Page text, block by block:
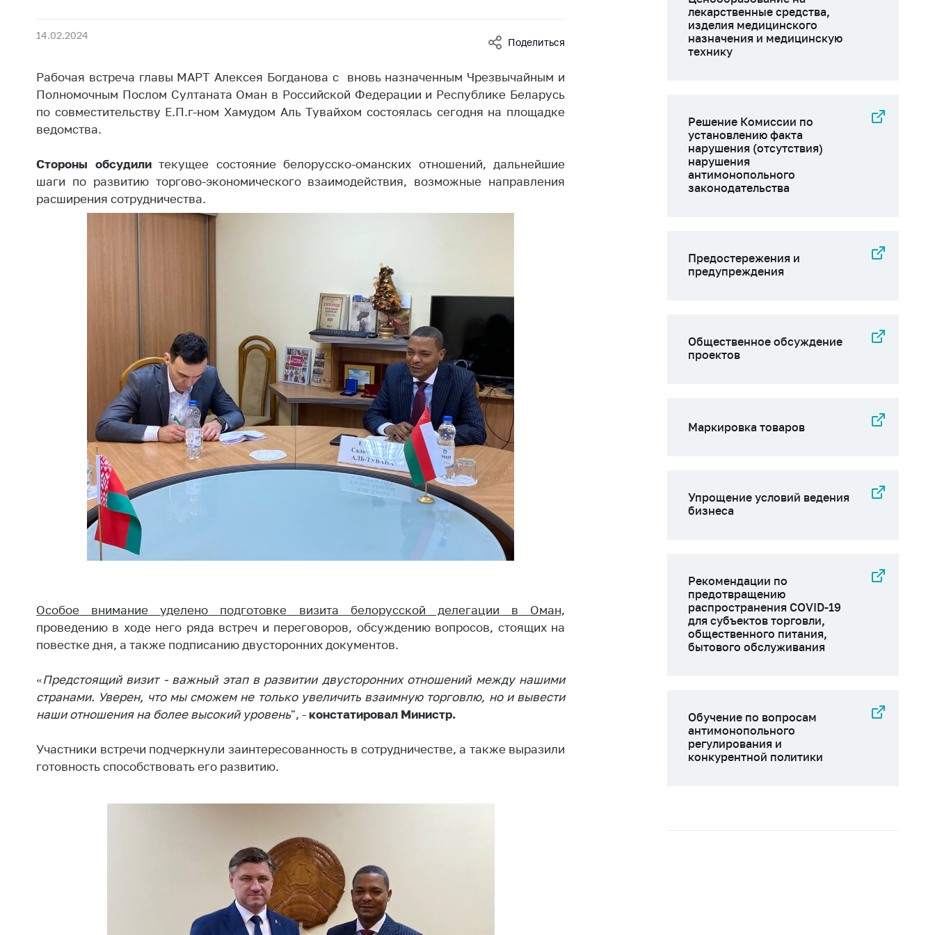
Белорусская
универсальная
Общественная
жизнь
Идеологическая
Официальные
геральдические
символы
5 лет МАРТ
Деятельность
регулирование и
конкуренция
Торговля и услуги
Регулирование и
контроль закупок
Защита прав
потребителей
Регулирование
рекламной
деятельности
Международное
сотрудничество
Применение мер
Биржевая торговля
Выставочная
Республике
Беларусь
Защита
данных
Приемная
Министра
Горячая линия
Вышестоящий
государственный
Ценообразование
на лекарственные
средства, изделия
медицинского
назначения и
медицинскую
технику
Решение Комиссии
по установлению
факта нарушения
(отсутствия)
нарушения
антимонопольного
законодательства
Маркировка
товаров
условий ведения
бизнеса
Рекомендации по
распространения
COVID-19 для
торговли,
обслуживания
Обучение по
вопросам
антимонопольного
регулирования и
14.02.2024
Поделиться
Рабочая встреча главы МАРТ Алексея Богданова с вновь назначенным Чрезвычайным и
Полномочным Послом Султаната Оман в Российской Федерации и Республике Беларусь
по совместительству Е.П.г-ном Хамудом Аль Тувайхом состоялась сегодня на площадке
ведомства.
Стороны обсудилитекущее состояние белорусско-оманских отношений, дальнейшие
шаги по развитию торгово-экономического взаимодействия, возможные направления
расширения сотрудничества.
Особое внимание уделено подготовке визита белорусской делегации в Оман,
проведению в ходе него ряда встреч и переговоров, обсуждению вопросов, стоящих на
повестке дня, а также подписанию двусторонних документов.
«Предстоящий визит - важный этап в развитии двусторонних отношений между нашими
странами. Уверен, что мы сможем не только увеличить взаимную торговлю, но и вывести
наши отношения на более высокий уровень", -констатировал Министр.
Участники встречи подчеркнули заинтересованность в сотрудничестве, а также выразили
готовность способствовать его развитию.
лекарственные средства,
изделия медицинского
назначения и медицинскую
технику
Решение Комиссии по
установлению факта
нарушения (отсутствия)
нарушения
антимонопольного
законодательства
Предостережения и
предупреждения
Общественное обсуждение
проектов
Маркировка товаров
Упрощение условий ведения
бизнеса
Рекомендации по
предотвращению
распространения COVID-19
для субъектов торговли,
общественного питания,
бытового обслуживания
Обучение по вопросам
антимонопольного
регулирования и
конкурентной политики